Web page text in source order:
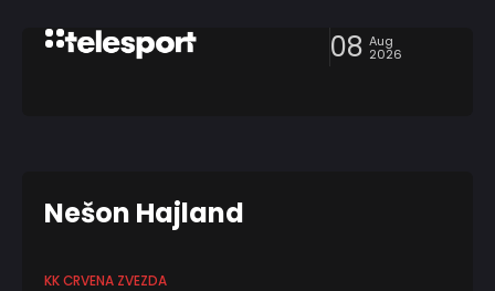
08 Aug
2026
Nešon Hajland
KK CRVENA ZVEZDA